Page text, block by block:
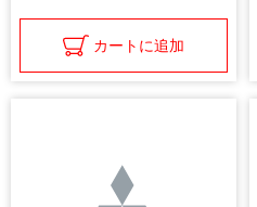
カートに追加